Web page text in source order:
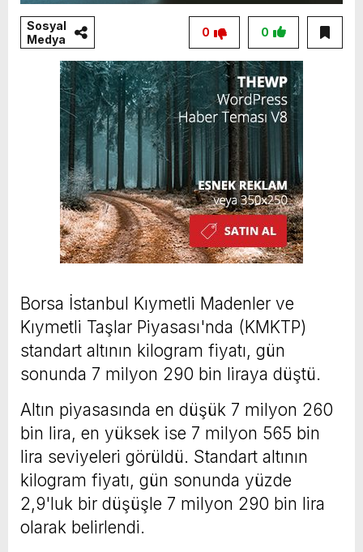
Sosyal
Medya
0
0
Borsa İstanbul Kıymetli Madenler ve
Kıymetli Taşlar Piyasası'nda (KMKTP)
standart altının kilogram fiyatı, gün
sonunda 7 milyon 290 bin liraya düştü.
Altın piyasasında en düşük 7 milyon 260
bin lira, en yüksek ise 7 milyon 565 bin
lira seviyeleri görüldü. Standart altının
kilogram fiyatı, gün sonunda yüzde
2,9'luk bir düşüşle 7 milyon 290 bin lira
olarak belirlendi.